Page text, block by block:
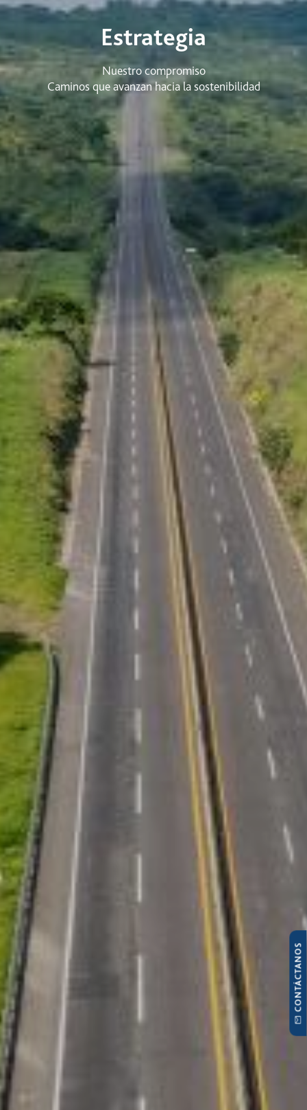
Estrategia
Nuestro compromiso
Caminos que avanzan hacia la sostenibilidad
CONTÁCTANOS